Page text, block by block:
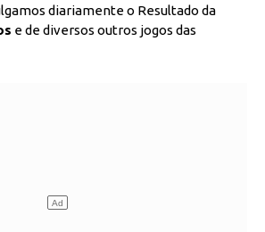
diariamente o Resultado da
e de diversos outros jogos das